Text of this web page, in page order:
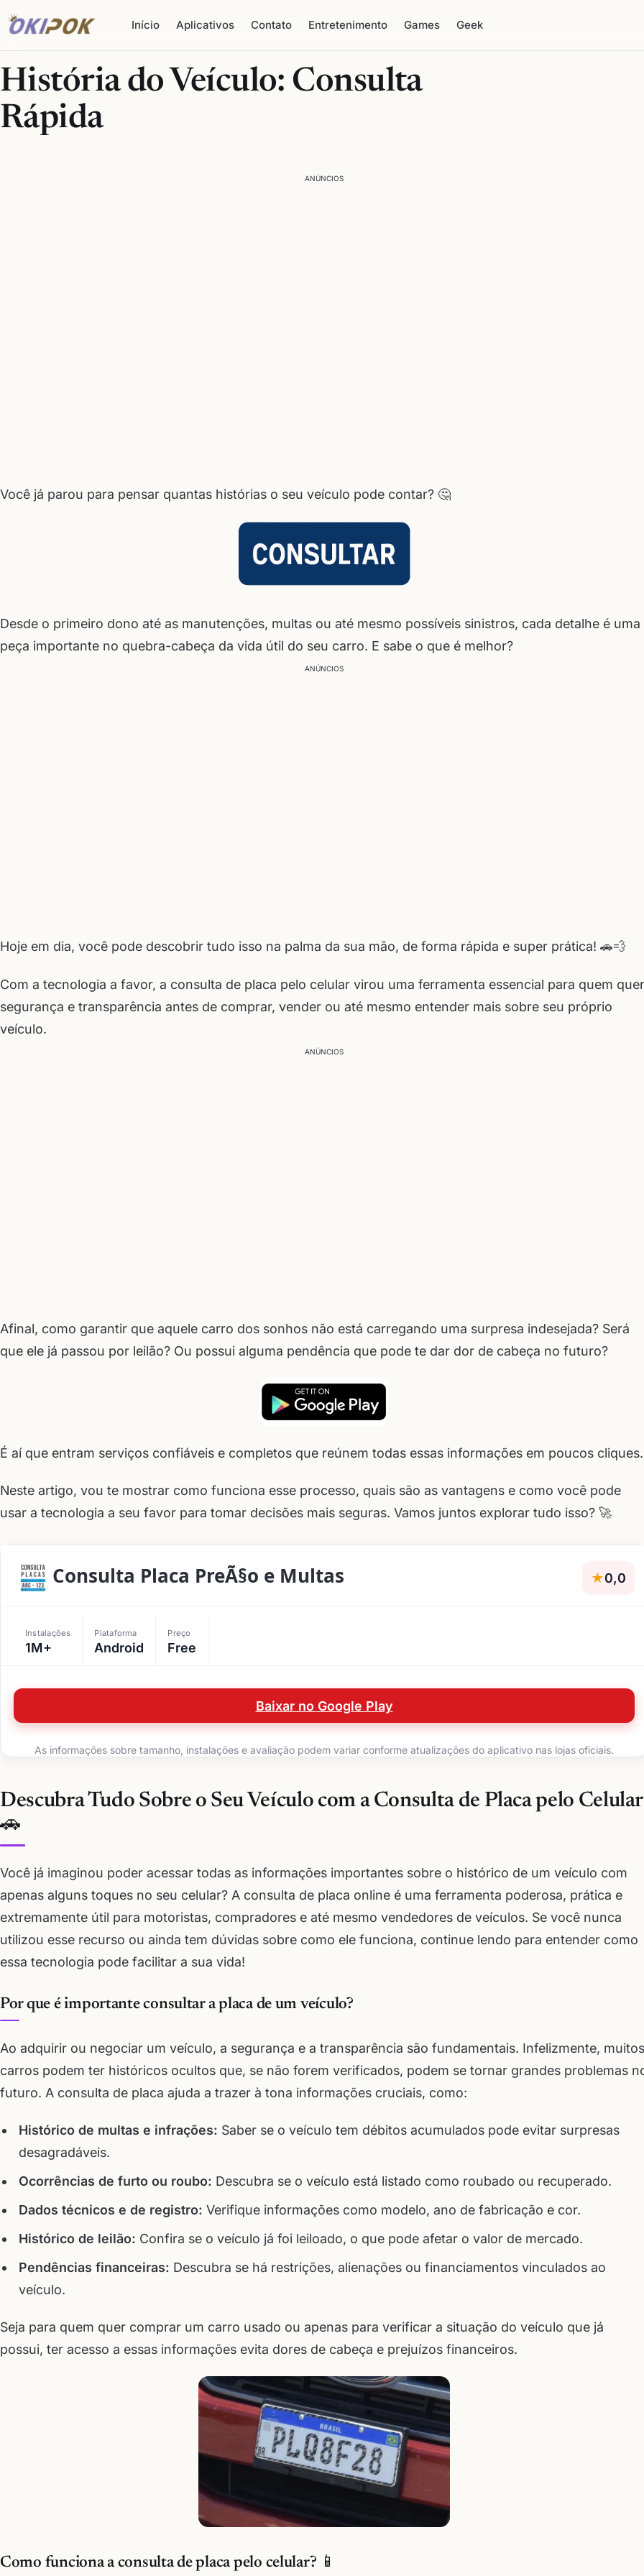
Início Aplicativos Contato Entretenimento Games Geek
História do Veículo: Consulta
Rápida
ANÚNCIOS
Você já parou para pensar quantas histórias o seu veículo pode contar? 🤔
Desde o primeiro dono até as manutenções, multas ou até mesmo possíveis sinistros, cada detalhe é uma
peça importante no quebra-cabeça da vida útil do seu carro. E sabe o que é melhor?
ANÚNCIOS
Hoje em dia, você pode descobrir tudo isso na palma da sua mão, de forma rápida e super prática! 🚗💨
Com a tecnologia a favor, a consulta de placa pelo celular virou uma ferramenta essencial para quem quer
segurança e transparência antes de comprar, vender ou até mesmo entender mais sobre seu próprio
veículo.
ANÚNCIOS
Afinal, como garantir que aquele carro dos sonhos não está carregando uma surpresa indesejada? Será
que ele já passou por leilão? Ou possui alguma pendência que pode te dar dor de cabeça no futuro?
É aí que entram serviços confiáveis e completos que reúnem todas essas informações em poucos cliques.
Neste artigo, vou te mostrar como funciona esse processo, quais são as vantagens e como você pode
usar a tecnologia a seu favor para tomar decisões mais seguras. Vamos juntos explorar tudo isso? 🚀
Consulta Placa PreÃ§o e Multas ★0,0
Instalações
1M+
Plataforma
Android
Preço
Free
Baixar no Google Play
As informações sobre tamanho, instalações e avaliação podem variar conforme atualizações do aplicativo nas lojas oficiais.
Descubra Tudo Sobre o Seu Veículo com a Consulta de Placa pelo Celular
🚗
Você já imaginou poder acessar todas as informações importantes sobre o histórico de um veículo com
apenas alguns toques no seu celular? A consulta de placa online é uma ferramenta poderosa, prática e
extremamente útil para motoristas, compradores e até mesmo vendedores de veículos. Se você nunca
utilizou esse recurso ou ainda tem dúvidas sobre como ele funciona, continue lendo para entender como
essa tecnologia pode facilitar a sua vida!
Por que é importante consultar a placa de um veículo?
Ao adquirir ou negociar um veículo, a segurança e a transparência são fundamentais. Infelizmente, muitos
carros podem ter históricos ocultos que, se não forem verificados, podem se tornar grandes problemas
futuro. A consulta de placa ajuda a trazer à tona informações cruciais, como:
Histórico de multas e infrações: Saber se o veículo tem débitos acumulados pode evitar surpresas
desagradáveis.
Ocorrências de furto ou roubo: Descubra se o veículo está listado como roubado ou recuperado.
Dados técnicos e de registro: Verifique informações como modelo, ano de fabricação e cor.
Histórico de leilão: Confira se o veículo já foi leiloado, o que pode afetar o valor de mercado.
Pendências financeiras: Descubra se há restrições, alienações ou financiamentos vinculados ao
veículo.
Seja para quem quer comprar um carro usado ou apenas para verificar a situação do veículo que já
possui, ter acesso a essas informações evita dores de cabeça e prejuízos financeiros.
Como funciona a consulta de placa pelo celular? 📱